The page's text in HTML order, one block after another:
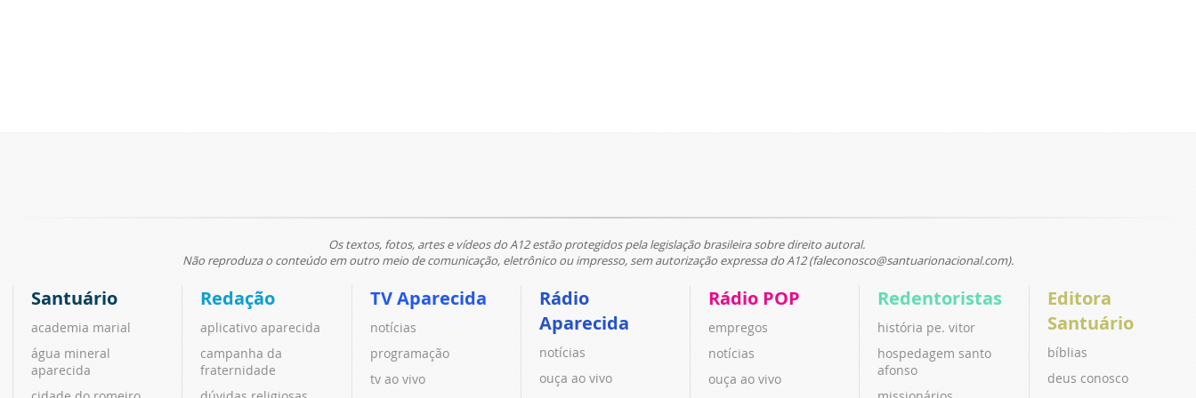
Os textos, fotos, artes e vídeos do A12 estão protegidos pela legislação brasileira sobre direito autoral.
Não reproduza o conteúdo em outro meio de comunicação, eletrônico ou impresso, sem autorização expressa do A12 (faleconosco@santuarionacional.com).
Santuário
academia marial
água mineral
aparecida
Redação
aplicativo aparecida
campanha da
fraternidade
TV Aparecida
notícias
programação
tv ao vivo
Rádio
Aparecida
notícias
ouça ao vivo
Rádio POP
empregos
notícias
ouça ao vivo
Redentoristas
história pe. vitor
hospedagem santo
afonso
Editora
Santuário
bíblias
deus conosco